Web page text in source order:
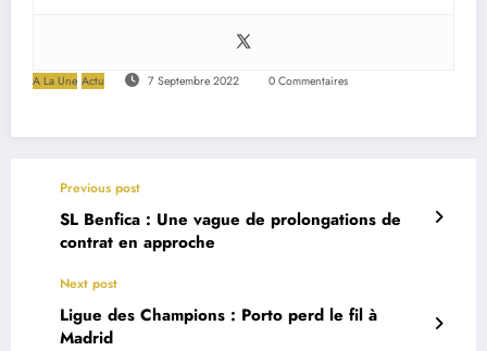
A La Une Actu 7 Septembre 2022 0 Commentaires
Previous post
SL Benfica : Une vague de prolongations de
contrat en approche
Next post
Ligue des Champions : Porto perd le fil à
Madrid